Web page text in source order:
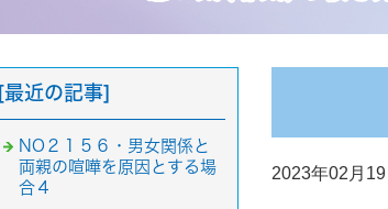
2023年02月
[最近の記事]
NO２１５６・男女関係と
両親の喧嘩を原因とする場
合４